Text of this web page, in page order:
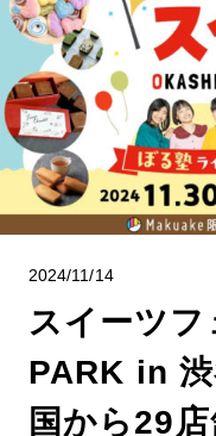
2024/11/14
スイーツ
PARK in
国から29